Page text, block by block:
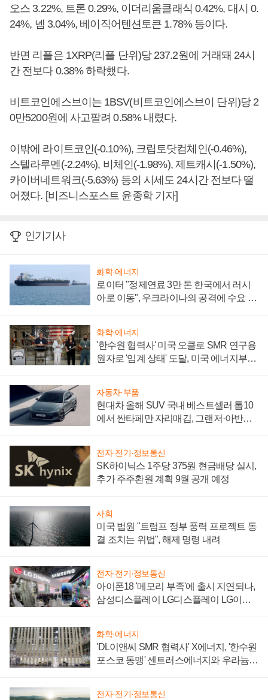
오스 3.22%, 트론 0.29%, 이더리움클래식 0.42%, 대시 0.
24%, 넴 3.04%, 베이직어텐션토큰 1.78% 등이다.
반면 리플은 1XRP(리플 단위)당 237.2원에 거래돼 24시
간 전보다 0.38% 하락했다.
비트코인에스브이는 1BSV(비트코인에스브이 단위)당 2
0만5200원에 사고팔려 0.58% 내렸다.
이밖에 라이트코인(-0.10%), 크립토닷컴체인(-0.46%),
스텔라루멘(-2.24%), 비체인(-1.98%), 제트캐시(-1.50%),
카이버네트워크(-5.63%) 등의 시세도 24시간 전보다 떨
어졌다. [비즈니스포스트 윤종학 기자]
인기기사
화학·에너지
로이터 "정제연료 3만 톤 한국에서 러시
아로 이동", 우크라이나의 공격에 수요 늘
화학·에너지
'한수원 협력사' 미국 오클로 SMR 연구용
원자로 '임계 상태' 도달, 미국 에너지부
자동차·부품
현대차 올해 SUV 국내 베스트셀러 톱10
에서 싼타페만 자리매김, 그랜저·아반떼
전자·전기·정보통신
SK하이닉스 1주당 375원 현금배당 실시,
추가 주주환원 계획 9월 공개 예정
사회
미국 법원 "트럼프 정부 풍력 프로젝트 동
결 조치는 위법", 해제 명령 내려
전자·전기·정보통신
아이폰18 '메모리 부족'에 출시 지연되나,
삼성디스플레이 LG디스플레이 LG이노
화학·에너지
'DL이앤씨 SMR 협력사' X에너지, '한수원
포스코 동맹' 센트러스에너지와 우라늄
전자·전기·정보통신